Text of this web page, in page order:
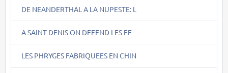
DE NEANDERTHAL A LA NUPESTE: L
A SAINT DENIS ON DEFEND LES FE
LES PHRYGES FABRIQUEES EN CHIN